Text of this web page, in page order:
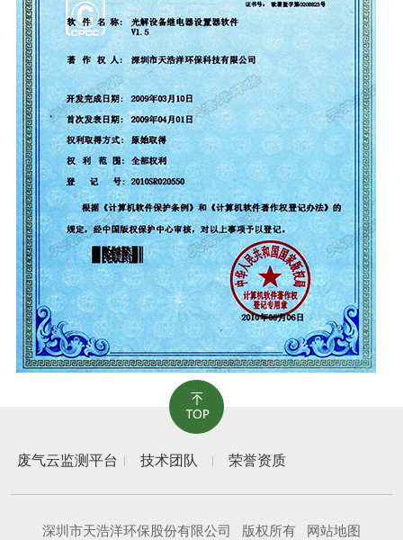
废气云监测平台 技术团队 荣誉资质
深圳市天浩洋环保股份有限公司 版权所有 网站地图